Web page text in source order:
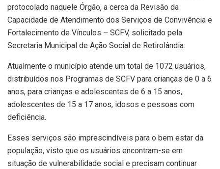
protocolado naquele Órgão, a cerca da Revisão da
Capacidade de Atendimento dos Serviços de Convivência e
Fortalecimento de Vínculos – SCFV, solicitado pela
Secretaria Municipal de Ação Social de Retirolândia.
Atualmente o município atende um total de 1072 usuários,
distribuídos nos Programas de SCFV para crianças de 0 a 6
anos, para crianças e adolescentes de 6 a 15 anos,
adolescentes de 15 a 17 anos, idosos e pessoas com
deficiência.
Esses serviços são imprescindíveis para o bem estar da
população, visto que os usuários encontram-se em
situação de vulnerabilidade social e precisam continuar